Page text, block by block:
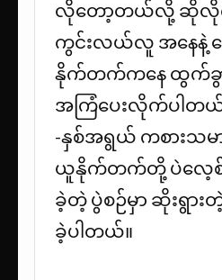
လိုတော့တယ်လို့ ဆိုလိုက်
ကွင်းလယ်လူ အနေနဲ့ နွ
နိုက်တက်ကနေ ထွက်
အကြံပေးလိုက်ပါတ
-နှစ်အရွယ် ကစားသမ
ယူနိုက်တက်တို့ ပဲလေ့စ်ကို
ခဲ့တဲ့ ပွဲစဉ်မှာ ဆိုးရွား
ခဲ့ပါတယ်။